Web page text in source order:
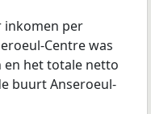
inkomen per
Centre was
en het totale netto
buurt Anseroeul-